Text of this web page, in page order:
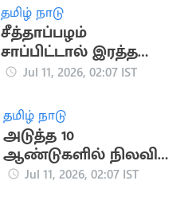
தமிழ் நாடு
சீத்தாப்பழம்
சாப்பிட்டால் இரத்த
சர்க்கரை அளவு
Jul 11, 2026, 02:07 IST
தமிழ் நாடு
அடுத்த 10
ஆண்டுகளில் நிலவில்
நகரம்: எலான் மஸ்க்
Jul 11, 2026, 02:07 IST